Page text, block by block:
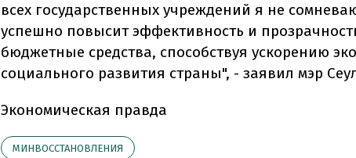
всех государственных учреждений я не
успешно повысит эффективность и
бюджетные средства, способствуя ускорению
социального развития страны", - заявил мэр
Экономическая правда
МИНВОССТАНОВЛЕНИЯ